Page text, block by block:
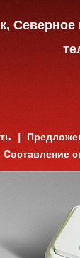
Составление